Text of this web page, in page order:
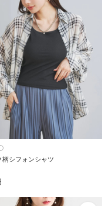
柄シフォンシャツ